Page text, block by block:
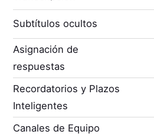
Subtítulos ocultos
Asignación de
respuestas
Recordatorios y Plazos
Inteligentes
Canales de Equipo